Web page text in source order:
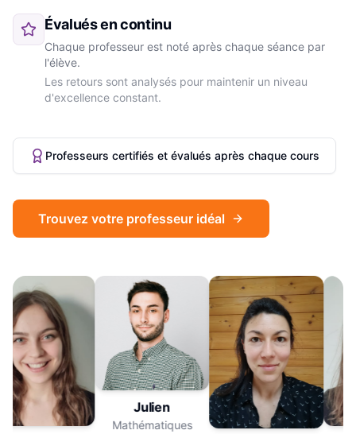
Julien
Mathématiques
Évalués en continu
Chaque professeur est noté après chaque séance par
l'élève.
Les retours sont analysés pour maintenir un niveau
d'excellence constant.
Professeurs certifiés et évalués après chaque cours
Trouvez votre professeur idéal